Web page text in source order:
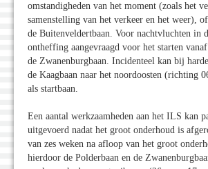
omstandigheden van het moment (zoals het
samenstelling van het verkeer en het weer),
de Buitenveldertbaan. Voor nachtvluchten in
ontheffing aangevraagd voor het starten vanaf
de Zwanenburgbaan. Incidenteel kan bij
de Kaagbaan naar het noordoosten (richting
als startbaan.
Een aantal werkzaamheden aan het ILS kan
uitgevoerd nadat het groot onderhoud is
van zes weken na afloop van het groot
hierdoor de Polderbaan en de